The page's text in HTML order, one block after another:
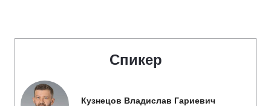
Спикер
Кузнецов Владислав Гариевич